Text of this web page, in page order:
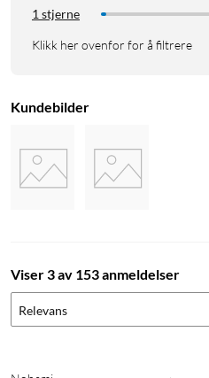
1 stjerne
Klikk her ovenfor for å filtrere
Kundebilder
Viser 3 av 153 anmeldelser
Relevans